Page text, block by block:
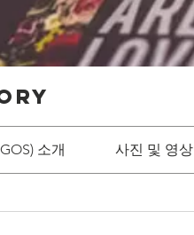
소개 사진 및 영상